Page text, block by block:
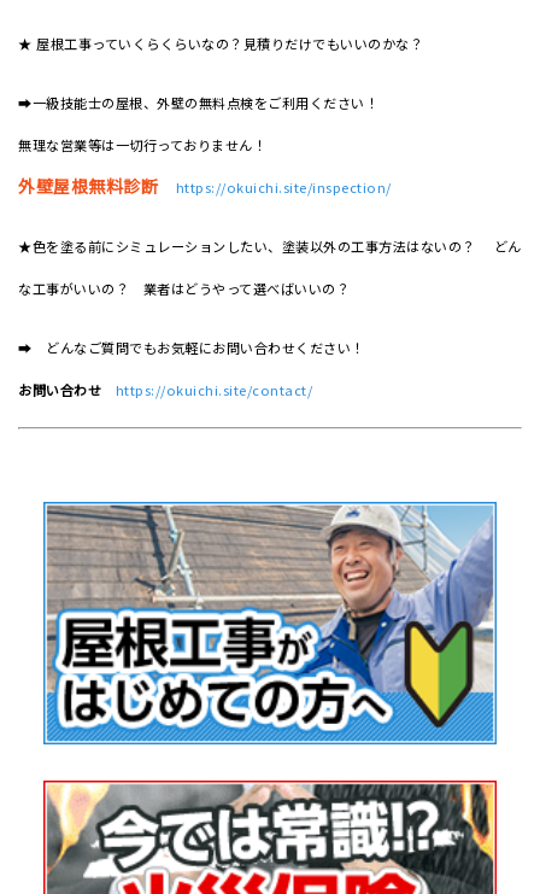
★ 屋根工事っていくらくらいなの？見積りだけでもいいのかな？
➡一級技能士の屋根、外壁の無料点検をご利用ください！
無理な営業等は一切行っておりません！
外壁屋根無料診断 https://okuichi.site/inspection/
★色を塗る前にシミュレーションしたい、塗装以外の工事方法はないの？ どん
な工事がいいの？ 業者はどうやって選べばいいの？
➡ どんなご質問でもお気軽にお問い合わせください！
お問い合わせ https://okuichi.site/contact/